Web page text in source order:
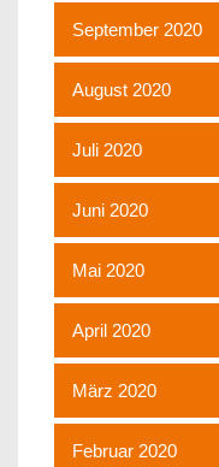
September 2020
August 2020
Juli 2020
Juni 2020
Mai 2020
April 2020
März 2020
Februar 2020